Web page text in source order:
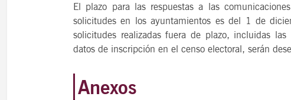
El plazo para las respuestas a las
solicitudes en los ayuntamientos es del 1 de
solicitudes realizadas fuera de plazo, incluidas
datos de inscripción en el censo electoral, serán
Anexos